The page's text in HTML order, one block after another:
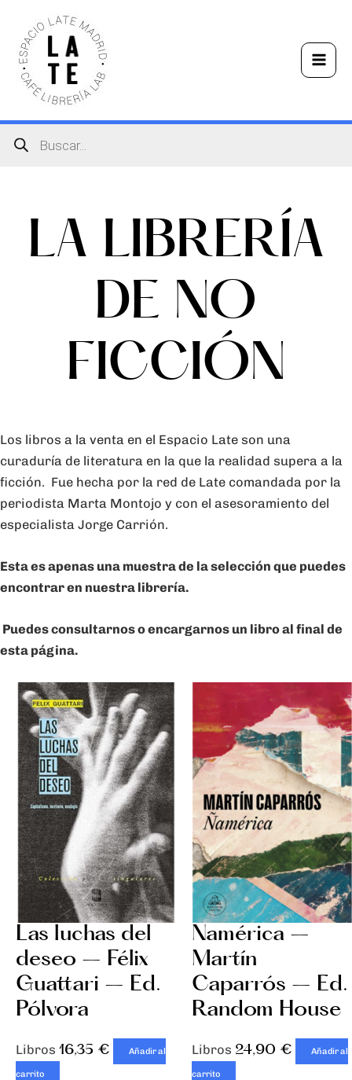
contenido
LA LIBRERÍA
DE NO
FICCIÓN
Los libros a la venta en el Espacio Late son una
curaduría de literatura en la que la realidad supera a la
ficción. Fue hecha por la red de Late comandada por la
periodista Marta Montojo y con el asesoramiento del
especialista Jorge Carrión.
Esta es apenas una muestra de la selección que puedes
encontrar en nuestra librería.
Puedes consultarnos o encargarnos un libro al final de
esta página.
Las luchas del
deseo – Félix
Guattari – Ed.
Pólvora
Libros 16,35 € Añadir al
carrito
Ñamérica –
Martín
Caparrós – Ed.
Random House
Libros 24,90 € Añadir al
carrito